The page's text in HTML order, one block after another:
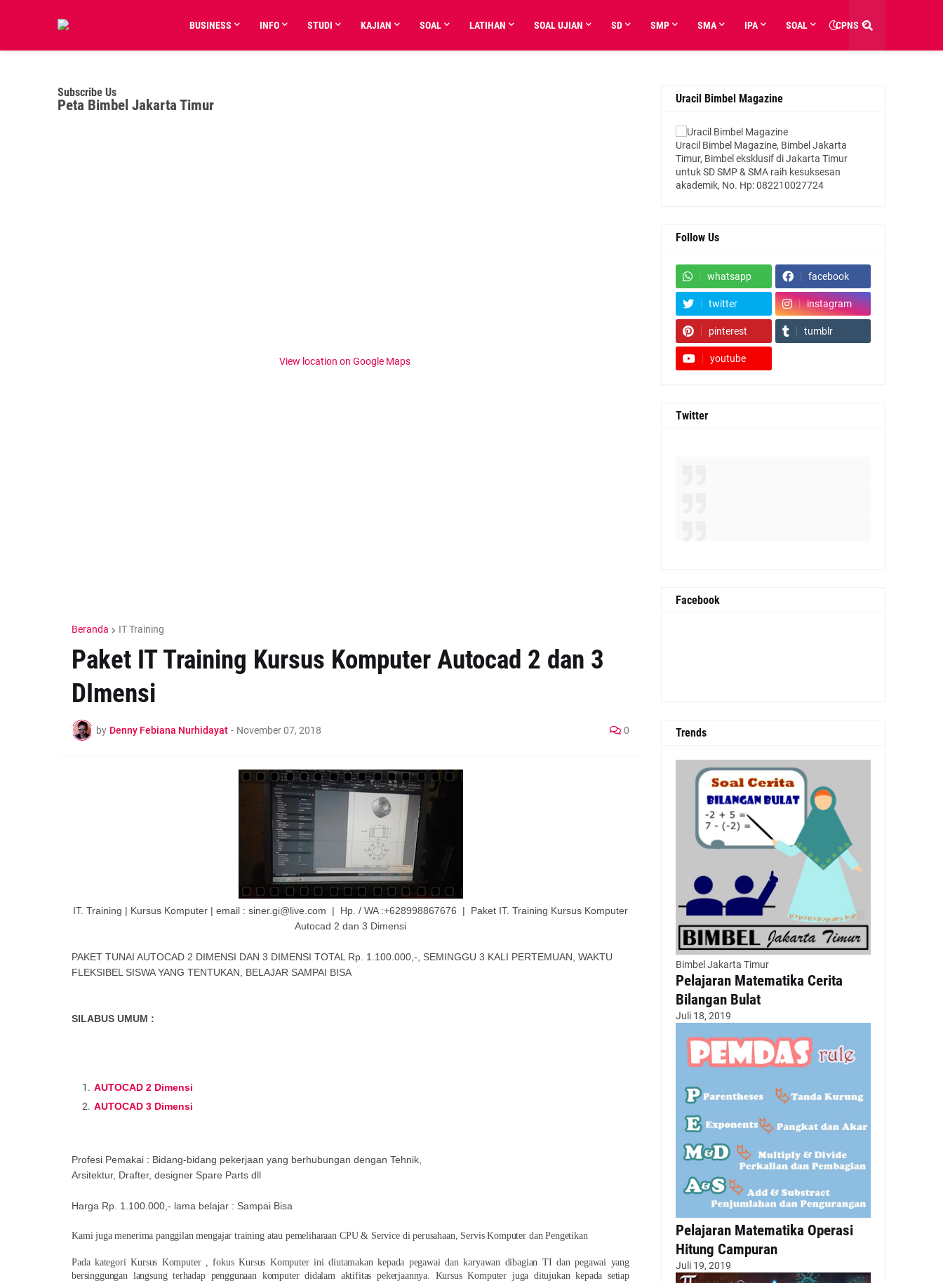
BUSINESS INFO STUDI KAJIAN SOAL LATIHAN SOAL UJIAN SD SMP SMA IPA SOAL CPNS
Subscribe Us
Peta Bimbel Jakarta Timur
View location on Google Maps
Beranda IT Training
Paket IT Training Kursus Komputer Autocad 2 dan 3
DImensi
by Denny Febiana Nurhidayat - November 07, 2018 0
IT. Training | Kursus Komputer | email : siner.gi@live.com | Hp. / WA :+628998867676 | Paket IT. Training Kursus Komputer
Autocad 2 dan 3 Dimensi
PAKET TUNAI AUTOCAD 2 DIMENSI DAN 3 DIMENSI TOTAL Rp. 1.100.000,-, SEMINGGU 3 KALI PERTEMUAN, WAKTU
FLEKSIBEL SISWA YANG TENTUKAN, BELAJAR SAMPAI BISA
SILABUS UMUM :
AUTOCAD 2 Dimensi
AUTOCAD 3 Dimensi
Profesi Pemakai : Bidang-bidang pekerjaan yang berhubungan dengan Tehnik,
Arsitektur, Drafter, designer Spare Parts dll
Harga Rp. 1.100.000,- lama belajar : Sampai Bisa
Kami juga menerima panggilan mengajar training atau pemeliharaan CPU & Service di perusahaan, Servis Komputer dan Pengetikan
Pada kategori Kursus Komputer , fokus Kursus Komputer ini diutamakan kepada pegawai dan karyawan dibagian TI dan pegawai yang
bersinggungan langsung terhadap penggunaan komputer didalam aktifitas pekerjaannya. Kursus Komputer juga ditujukan kepada setiap
Uracil Bimbel Magazine
Uracil Bimbel Magazine, Bimbel Jakarta
Timur, Bimbel eksklusif di Jakarta Timur
untuk SD SMP & SMA raih kesuksesan
akademik, No. Hp: 082210027724
Follow Us
whatsapp facebook
twitter instagram
pinterest tumblr
youtube
Twitter
Facebook
Trends
Bimbel Jakarta Timur
Pelajaran Matematika Cerita
Bilangan Bulat
Juli 18, 2019
Pelajaran Matematika Operasi
Hitung Campuran
Juli 19, 2019